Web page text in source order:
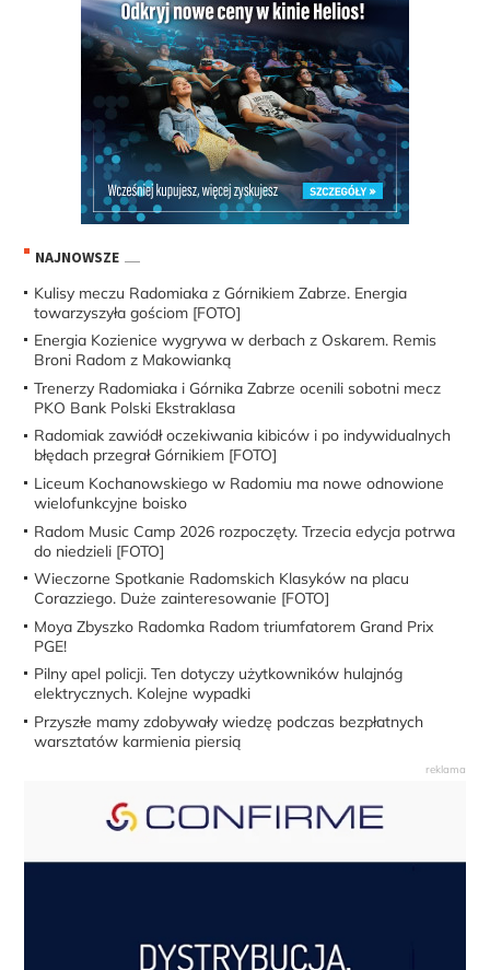
NAJNOWSZE
Kulisy meczu Radomiaka z Górnikiem Zabrze. Energia
towarzyszyła gościom [FOTO]
Energia Kozienice wygrywa w derbach z Oskarem. Remis
Broni Radom z Makowianką
Trenerzy Radomiaka i Górnika Zabrze ocenili sobotni mecz
PKO Bank Polski Ekstraklasa
Radomiak zawiódł oczekiwania kibiców i po indywidualnych
błędach przegrał Górnikiem [FOTO]
Liceum Kochanowskiego w Radomiu ma nowe odnowione
wielofunkcyjne boisko
Radom Music Camp 2026 rozpoczęty. Trzecia edycja potrwa
do niedzieli [FOTO]
Wieczorne Spotkanie Radomskich Klasyków na placu
Corazziego. Duże zainteresowanie [FOTO]
Moya Zbyszko Radomka Radom triumfatorem Grand Prix
PGE!
Pilny apel policji. Ten dotyczy użytkowników hulajnóg
elektrycznych. Kolejne wypadki
Przyszłe mamy zdobywały wiedzę podczas bezpłatnych
warsztatów karmienia piersią